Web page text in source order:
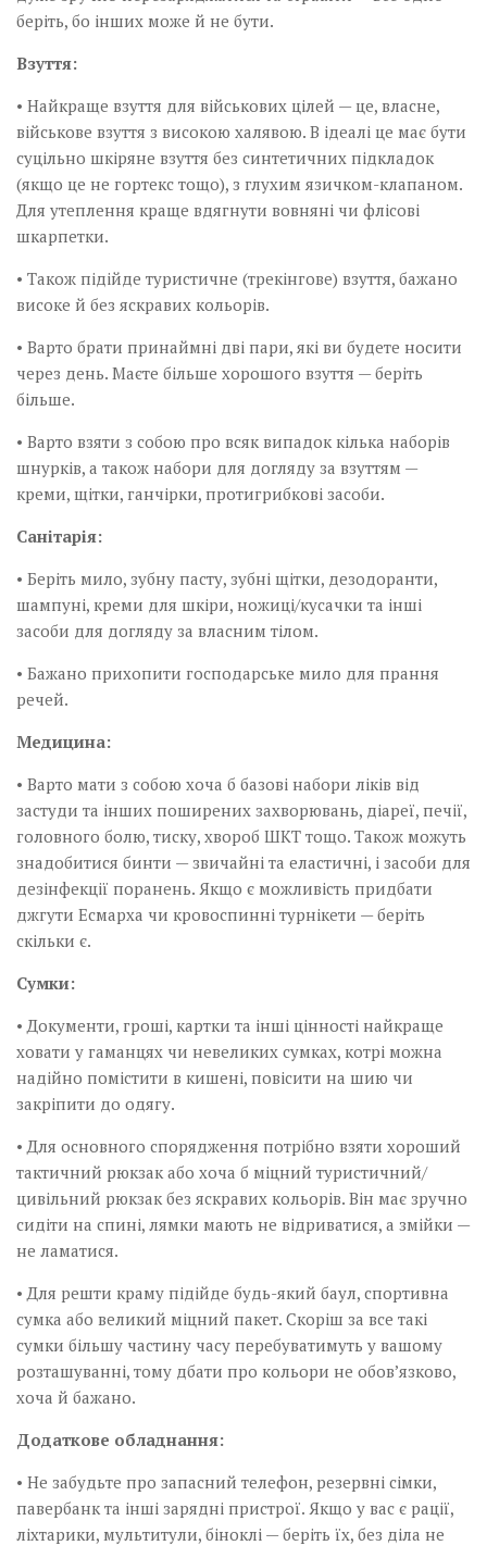
беріть, бо інших може й не бути.
Взуття:
• Найкраще взуття для військових цілей — це, власне,
військове взуття з високою халявою. В ідеалі це має бути
суцільно шкіряне взуття без синтетичних підкладок
(якщо це не гортекс тощо), з глухим язичком-клапаном.
Для утеплення краще вдягнути вовняні чи флісові
шкарпетки.
• Також підійде туристичне (трекінгове) взуття, бажано
високе й без яскравих кольорів.
• Варто брати принаймні дві пари, які ви будете носити
через день. Маєте більше хорошого взуття — беріть
більше.
• Варто взяти з собою про всяк випадок кілька наборів
шнурків, а також набори для догляду за взуттям —
креми, щітки, ганчірки, протигрибкові засоби.
Санітарія:
• Беріть мило, зубну пасту, зубні щітки, дезодоранти,
шампуні, креми для шкіри, ножиці/кусачки та інші
засоби для догляду за власним тілом.
• Бажано прихопити господарське мило для прання
речей.
Медицина:
• Варто мати з собою хоча б базові набори ліків від
застуди та інших поширених захворювань, діареї, печії,
головного болю, тиску, хвороб ШКТ тощо. Також можуть
знадобитися бинти — звичайні та еластичні, і засоби для
дезінфекції поранень. Якщо є можливість придбати
джгути Есмарха чи кровоспинні турнікети — беріть
скільки є.
Сумки:
• Документи, гроші, картки та інші цінності найкраще
ховати у гаманцях чи невеликих сумках, котрі можна
надійно помістити в кишені, повісити на шию чи
закріпити до одягу.
• Для основного спорядження потрібно взяти хороший
тактичний рюкзак або хоча б міцний туристичний/
цивільний рюкзак без яскравих кольорів. Він має зручно
сидіти на спині, лямки мають не відриватися, а змійки —
не ламатися.
• Для решти краму підійде будь-який баул, спортивна
сумка або великий міцний пакет. Скоріш за все такі
сумки більшу частину часу перебуватимуть у вашому
розташуванні, тому дбати про кольори не обов’язково,
хоча й бажано.
Додаткове обладнання:
• Не забудьте про запасний телефон, резервні сімки,
павербанк та інші зарядні пристрої. Якщо у вас є рації,
ліхтарики, мультитули, біноклі — беріть їх, без діла не